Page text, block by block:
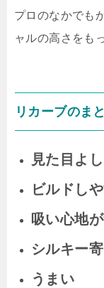
プロのなかでも
ャルの高さをも
リカーブのま
見た目よし
ビルドし
吸い心地
シルキー
うまい